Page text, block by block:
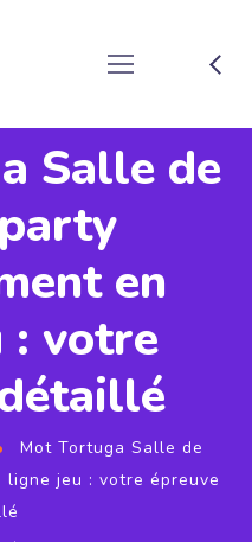
Salle de
en
: votre
Mot Tortuga Salle de
ligne jeu : votre épreuve